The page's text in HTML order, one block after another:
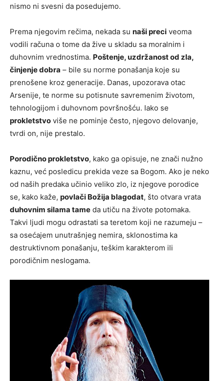
nismo ni svesni da posedujemo.
Prema njegovim rečima, nekada su naši preci veoma
vodili računa o tome da žive u skladu sa moralnim i
duhovnim vrednostima. Poštenje, uzdržanost od zla,
činjenje dobra – bile su norme ponašanja koje su
prenošene kroz generacije. Danas, upozorava otac
Arsenije, te norme su potisnute savremenim životom,
tehnologijom i duhovnom površnošću. Iako se
prokletstvo više ne pominje često, njegovo delovanje,
tvrdi on, nije prestalo.
Porodično prokletstvo, kako ga opisuje, ne znači nužno
kaznu, već posledicu prekida veze sa Bogom. Ako je neko
od naših predaka učinio veliko zlo, iz njegove porodice
se, kako kaže, povlači Božija blagodat, što otvara vrata
duhovnim silama tame da utiču na živote potomaka.
Takvi ljudi mogu odrastati sa teretom koji ne razumeju –
sa osećajem unutrašnjeg nemira, sklonostima ka
destruktivnom ponašanju, teškim karakterom ili
porodičnim neslogama.